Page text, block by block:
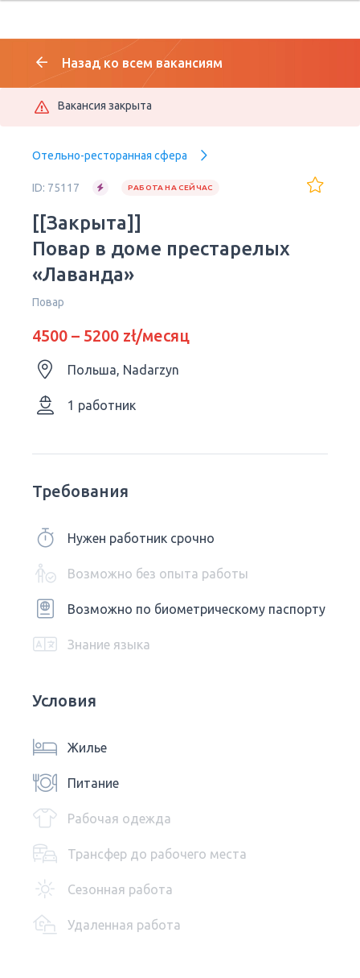
Назад ко всем вакансиям
Вакансия закрыта
Отельно-ресторанная сфера
ID: 75117 РАБОТА НА СЕЙЧАС
[[Закрыта]]
Повар в доме престарелых
«Лаванда»
Повар
4500 – 5200 zł/месяц
Польша, Nadarzyn
1 работник
Требования
Нужен работник срочно
Возможно без опыта работы
Возможно по биометрическому паспорту
Знание языка
Условия
Жилье
Питание
Рабочая одежда
Трансфер до рабочего места
Сезонная работа
Удаленная работа